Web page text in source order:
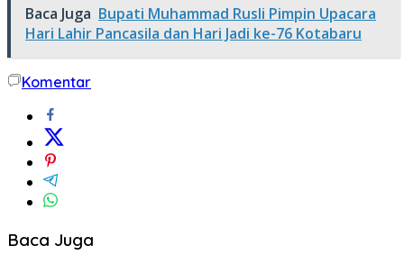
Baca Juga Bupati Muhammad Rusli Pimpin Upacara
Hari Lahir Pancasila dan Hari Jadi ke-76 Kotabaru
Komentar
Baca Juga